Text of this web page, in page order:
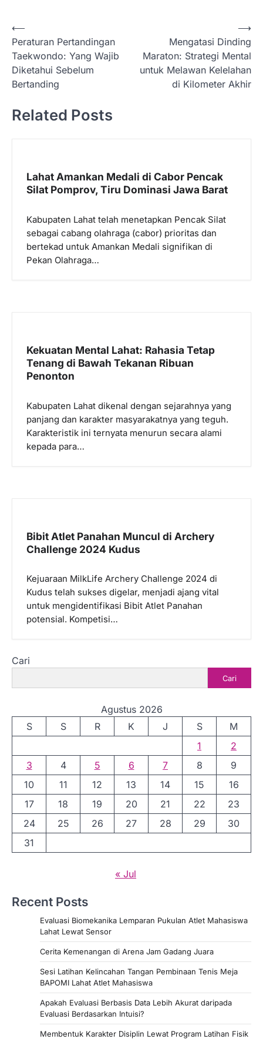
N
a
v
i
a
⟵
Peraturan Pertandingan
Taekwondo: Yang Wajib
Diketahui Sebelum
Bertanding
Mengatasi Dinding
Maraton: Strategi Mental
untuk Melawan Kelelahan
di Kilometer Akhir
⟶
Related Posts
Lahat Amankan Medali di Cabor Pencak
Silat Pomprov, Tiru Dominasi Jawa Barat
Kabupaten Lahat telah menetapkan Pencak Silat
sebagai cabang olahraga (cabor) prioritas dan
bertekad untuk Amankan Medali signifikan di
Pekan Olahraga…
Kekuatan Mental Lahat: Rahasia Tetap
Tenang di Bawah Tekanan Ribuan
Penonton
Kabupaten Lahat dikenal dengan sejarahnya yang
panjang dan karakter masyarakatnya yang teguh.
Karakteristik ini ternyata menurun secara alami
kepada para…
Bibit Atlet Panahan Muncul di Archery
Challenge 2024 Kudus
Kejuaraan MilkLife Archery Challenge 2024 di
Kudus telah sukses digelar, menjadi ajang vital
untuk mengidentifikasi Bibit Atlet Panahan
potensial. Kompetisi…
Cari
Cari
Agustus 2026
S
S R K J S
M
1
2
3
4 5 6 7 8
9
10
11 12 13 14 15
16
17
18 19 20 21 22
23
24
25 26 27 28 29
30
31
« Jul
Recent Posts
Evaluasi Biomekanika Lemparan Pukulan Atlet Mahasiswa
Lahat Lewat Sensor
Cerita Kemenangan di Arena Jam Gadang Juara
Sesi Latihan Kelincahan Tangan Pembinaan Tenis Meja
BAPOMI Lahat Atlet Mahasiswa
Apakah Evaluasi Berbasis Data Lebih Akurat daripada
Evaluasi Berdasarkan Intuisi?
Membentuk Karakter Disiplin Lewat Program Latihan Fisik